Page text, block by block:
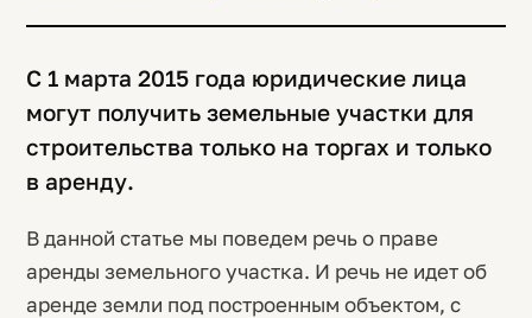
C 1 марта 2015 года юридические лица
могут получить земельные участки для
строительства только на торгах и только
в аренду.
В данной статье мы поведем речь о праве
аренды земельного участка. И речь не идет об
аренде земли под построенным объектом, с